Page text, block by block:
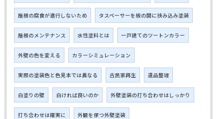
屋根の腐食が進行しないため タスペーサーを板の間に挟み込み塗装
屋根のメンテナンス 水性塗料とは 一戸建てのツートンカラー
外壁の色を変える カラーシミュレーション
実際の塗装色と色見本では異なる 古民家再生 遺品整理
白塗りの壁 白ければ良いのか 外壁塗装の打ち合わせはしっかり
打ち合わせは確実に 外観を保つ外壁塗装